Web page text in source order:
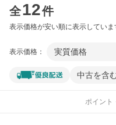
全12件
表示価格が安い順に表示していま
表示価格： 実質価格
中古を含
ポイント